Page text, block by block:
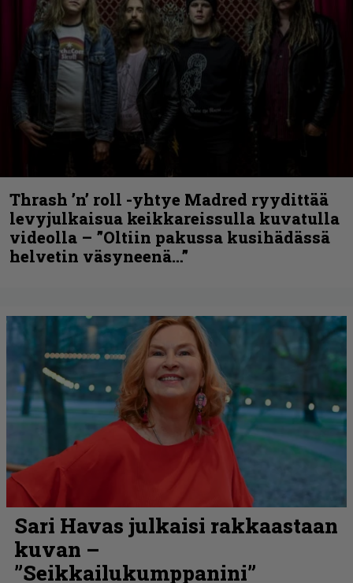
Thrash ’n’ roll -yhtye Madred ryydittää
levyjulkaisua keikkareissulla kuvatulla
videolla – ”Oltiin pakussa kusihädässä
helvetin väsyneenä…”